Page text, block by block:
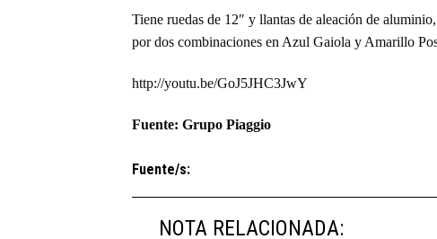
Tiene ruedas de 12″ y llantas de aleación de
por dos combinaciones en Azul Gaiola y Amarillo
http://youtu.be/GoJ5JHC3JwY
Fuente: Grupo Piaggio
Fuente/s:
NOTA RELACIONADA: